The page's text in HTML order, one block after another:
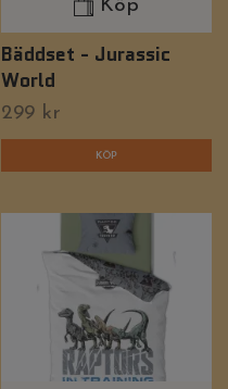
Köp
Bäddset - Jurassic
World
299 kr